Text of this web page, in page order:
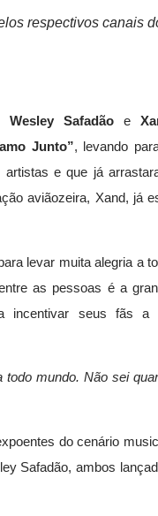
respectivos canais
Wesley Safadãoe
Junto”, levando
e que já
aviãozeira, Xand, já
levar muita alegria a
as pessoas é a
incentivar seus fãs a
mundo. Não sei
do cenário
Safadão, ambos